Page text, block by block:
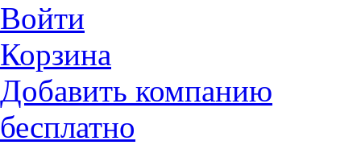
Войти
Корзина
Добавить компанию
бесплатно